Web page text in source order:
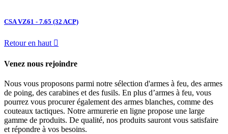
CSA VZ61 - 7.65 (32 ACP)
Retour en haut 
Venez nous rejoindre
Nous vous proposons parmi notre sélection d'armes à feu, des armes
de poing, des carabines et des fusils. En plus d’armes à feu, vous
pourrez vous procurer également des armes blanches, comme des
couteaux tactiques. Notre armurerie en ligne propose une large
gamme de produits. De qualité, nos produits sauront vous satisfaire
et répondre à vos besoins.